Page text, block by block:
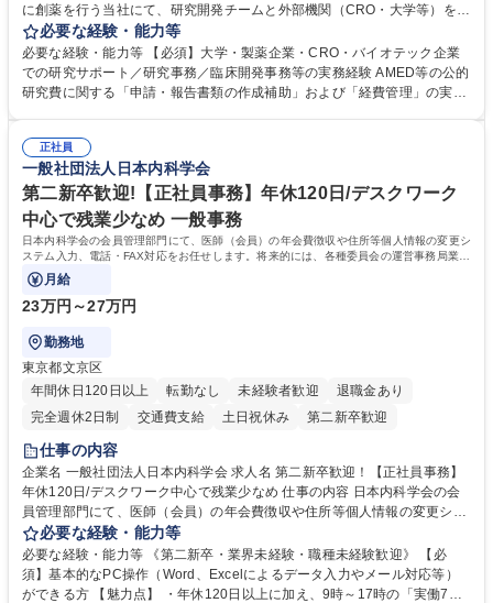
に創薬を行う当社にて、研究開発チームと外部機関（CRO・大学等）をつ
なぐハブとして、契約・発注・予算管理などの研究事務全般をお任せしま
す。 ■見積取得、発注、検収、請求処理等の事務手続き ■委託先との定例
会議の調整・アジェンダ準備・議事録作成 ■研究報告書、試験関連資料、
SOP等の整備・版管理・保管 ■研究開発の進捗・タイムライン・予算執行
集職種 研究事務【フルリモート・時短勤務可】
必要な経験・能力等
必要な経験・能力等 【必須】大学・製薬企業・CRO・バイオテック企業
での研究サポート／研究事務／臨床開発事務等の実務経験 AMED等の公的
研究費に関する「申請・報告書類の作成補助」および「経費管理」の実務
き方について】フルリモートやハイブリッド勤務、時短勤務など個々のラ
イフスタイルに応じた柔軟な働き方が可能です。育児や介護との両立も応
援します。 学歴・資格 学歴：大学院 大学 語学力： 資格：
正社員
一般社団法人日本内科学会
第二新卒歓迎!【正社員事務】年休120日/デスクワーク
中心で残業少なめ 一般事務
日本内科学会の会員管理部門にて、医師（会員）の年会費徴収や住所等個人情報の変更シ
ステム入力、電話・FAX対応をお任せします。将来的には、各種委員会の運営事務局業務
などにも幅広く携わっていただきます。
月給
23万円～27万円
勤務地
東京都文京区
年間休日120日以上
転勤なし 未経験者歓迎
退職金あり
完全週休2日制
交通費支給 土日祝休み 第二新卒歓迎
仕事の内容
企業名 一般社団法人日本内科学会 求人名 第二新卒歓迎！【正社員事務】
年休120日/デスクワーク中心で残業少なめ 仕事の内容 日本内科学会の会
員管理部門にて、医師（会員）の年会費徴収や住所等個人情報の変更シス
テム入力、電話・FAX対応をお任せします。将来的には、各種委員会の運
営事務局業務などにも幅広く携わっていただきます。 【会員管理・データ
入力業務】 ・医師（会員）の住所変更、個人情報のシステム登録・更新
・年会費の徴収管理や入金データの照合確認 【問い合わせ対応】 ・会員
必要な経験・能力等
必要な経験・能力等 《第二新卒・業界未経験・職種未経験歓迎》 【必
須】基本的なPC操作（Word、Excelによるデータ入力やメール対応等）
ができる方 【魅力点】 ・年休120日以上に加え、9時～17時の「実働7時